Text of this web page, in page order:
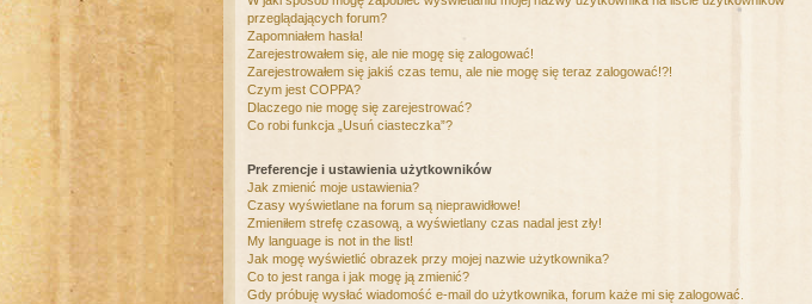
przeglądających forum?
Zapomniałem hasła!
Zarejestrowałem się, ale nie mogę się zalogować!
Zarejestrowałem się jakiś czas temu, ale nie mogę się teraz zalogować!?!
Czym jest COPPA?
Dlaczego nie mogę się zarejestrować?
Co robi funkcja „Usuń ciasteczka”?
Preferencje i ustawienia użytkowników
Jak zmienić moje ustawienia?
Czasy wyświetlane na forum są nieprawidłowe!
Zmieniłem strefę czasową, a wyświetlany czas nadal jest zły!
My language is not in the list!
Jak mogę wyświetlić obrazek przy mojej nazwie użytkownika?
Co to jest ranga i jak mogę ją zmienić?
Gdy próbuję wysłać wiadomość e-mail do użytkownika, forum każe mi się zalogować.